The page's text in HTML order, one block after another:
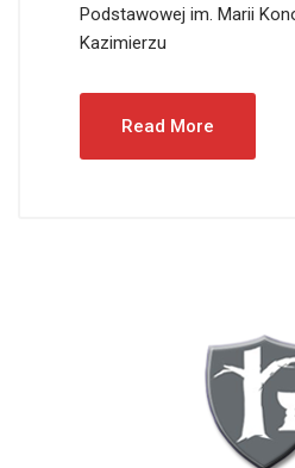
Podstawowej im. Marii
Kazimierzu
Read More